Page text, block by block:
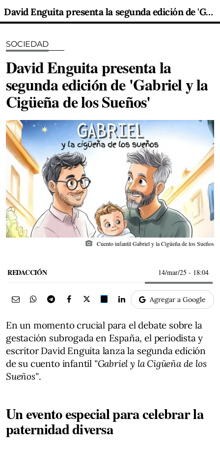
David Enguita presenta la segunda edición de 'Gabriel y la Cigüeña de los Sueños'
SOCIEDAD
David Enguita presenta la
segunda edición de 'Gabriel y la
Cigüeña de los Sueños'
photo_camera Cuento infantil Gabriel y la Cigüeña de los Sueños
REDACCIÓN 14/mar/25 - 18:04
Agregar a Google
En un momento crucial para el debate sobre la
gestación subrogada en España, el periodista y
escritor David Enguita lanza la segunda edición
de su cuento infantil "Gabriel y la Cigüeña de los
Sueños".
Un evento especial para celebrar la
paternidad diversa